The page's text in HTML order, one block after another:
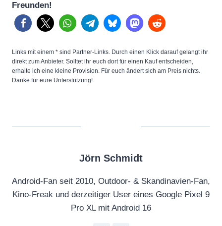
Freunden!
Links mit einem * sind Partner-Links. Durch einen Klick darauf gelangt ihr
direkt zum Anbieter. Solltet ihr euch dort für einen Kauf entscheiden,
erhalte ich eine kleine Provision. Für euch ändert sich am Preis nichts.
Danke für eure Unterstützung!
Jörn Schmidt
Android-Fan seit 2010, Outdoor- & Skandinavien-Fan,
Kino-Freak und derzeitiger User eines Google Pixel 9
Pro XL mit Android 16